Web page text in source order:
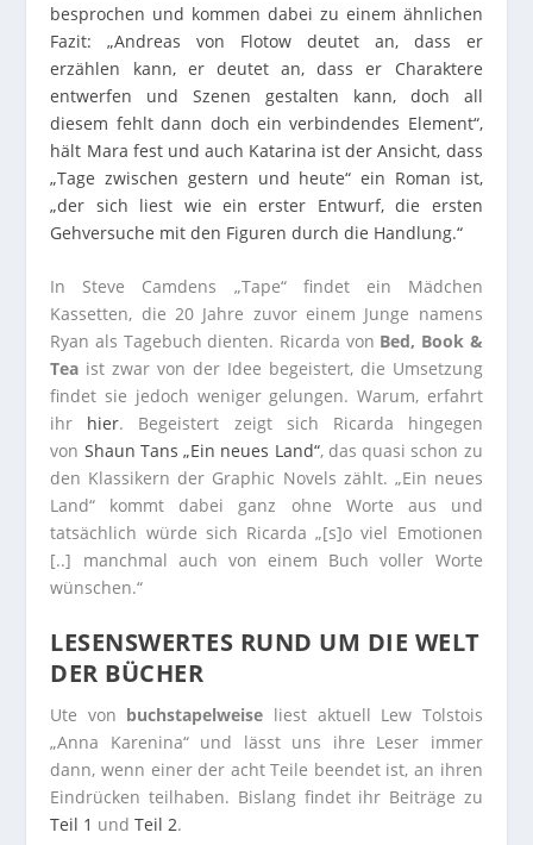
besprochen und kommen dabei zu einem ähnlichen
Fazit: „Andreas von Flotow deutet an, dass er
erzählen kann, er deutet an, dass er Charaktere
entwerfen und Szenen gestalten kann, doch all
diesem fehlt dann doch ein verbindendes Element“,
hält Mara festund auch Katarina ist der Ansicht, dass
„Tage zwischen gestern und heute“ ein Roman ist,
„der sich liest wie ein erster Entwurf, die ersten
Gehversuche mit den Figuren durch die Handlung.“
In Steve Camdens „Tape“ findet ein Mädchen
Kassetten, die 20 Jahre zuvor einem Junge namens
Ryan als Tagebuch dienten. Ricarda von Bed, Book &
Tea ist zwar von der Idee begeistert, die Umsetzung
findet sie jedoch weniger gelungen. Warum, erfahrt
ihr hier. Begeistert zeigt sich Ricarda hingegen
von Shaun Tans „Ein neues Land“, das quasi schon zu
den Klassikern der Graphic Novels zählt. „Ein neues
Land“ kommt dabei ganz ohne Worte aus und
tatsächlich würde sich Ricarda „[s]o viel Emotionen
[..] manchmal auch von einem Buch voller Worte
wünschen.“
LESENSWERTES RUND UM DIE WELT
DER BÜCHER
Ute von buchstapelweise liest aktuell Lew Tolstois
„Anna Karenina“ und lässt uns ihre Leser immer
dann, wenn einer der acht Teile beendet ist, an ihren
Eindrücken teilhaben. Bislang findet ihr Beiträge zu
Teil 1 undTeil 2.